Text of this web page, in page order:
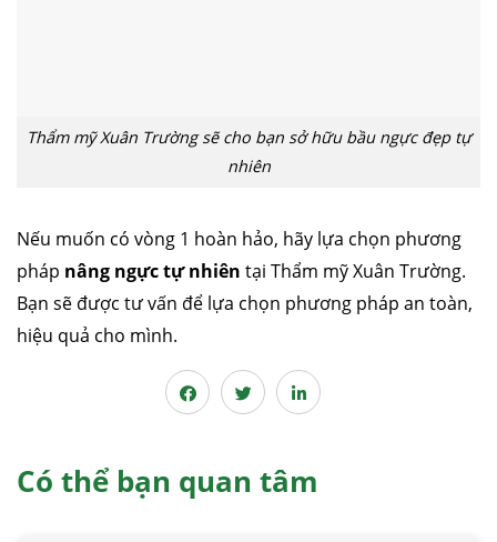
Thẩm mỹ Xuân Trường sẽ cho bạn sở hữu bầu ngực đẹp tự
nhiên
Nếu muốn có vòng 1 hoàn hảo, hãy lựa chọn phương
pháp nâng ngực tự nhiên tại Thẩm mỹ Xuân Trường.
Bạn sẽ được tư vấn để lựa chọn phương pháp an toàn,
hiệu quả cho mình.
Có thể bạn quan tâm